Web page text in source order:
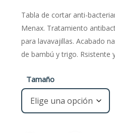
Tabla de cortar anti-
Menax. Tratamiento
para lavavajillas. Acabado
de bambú y trigo. Rsistente
Tamaño